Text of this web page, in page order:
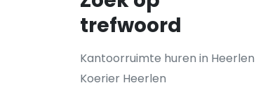
trefwoord
Kantoorruimte huren in Heerlen
Koerier Heerlen